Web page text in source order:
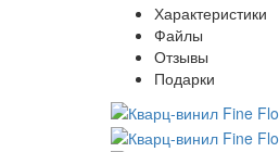
Характеристики
Файлы
Отзывы
Подарки